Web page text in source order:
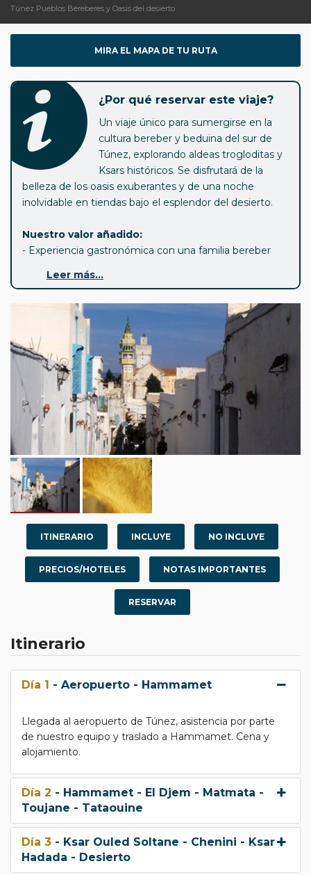
Túnez Pueblos Bereberes y Oasis del desierto
MIRA EL MAPA DE TU RUTA
¿Por qué reservar este viaje?
Un viaje único para sumergirse en la
cultura bereber y beduina del sur de
Túnez, explorando aldeas trogloditas y
Ksars históricos. Se disfrutará de la
belleza de los oasis exuberantes y de una noche
inolvidable en tiendas bajo el esplendor del desierto.
Nuestro valor añadido:
- Experiencia gastronómica con una familia bereber
- Visita a los principales pueblos bereberes trogloditas
- Alojamiento en un campamento en el desierto con
baños privados.
- Alojamiento en un antiguo granero bereber
transformado en hotel boutique.
Leer más...
ITINERARIO INCLUYE NO INCLUYE
PRECIOS/HOTELES NOTAS IMPORTANTES
RESERVAR
Itinerario
Día 1 - Aeropuerto - Hammamet
Llegada al aeropuerto de Túnez, asistencia por parte
de nuestro equipo y traslado a Hammamet. Cena y
alojamiento.
Día 2 - Hammamet - El Djem - Matmata -
Toujane - Tataouine
Día 3 - Ksar Ouled Soltane - Chenini - Ksar
Hadada - Desierto